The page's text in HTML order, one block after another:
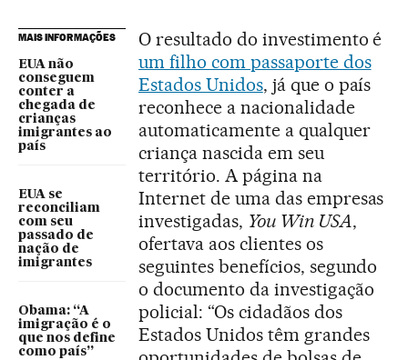
MAIS INFORMAÇÕES
EUA não
conseguem
conter a
chegada de
crianças
imigrantes ao
país
EUA se
reconciliam
com seu
passado de
nação de
imigrantes
Obama: “A
imigração é o
que nos define
como país”
O resultado do investimento é
um filho com passaporte dos
Estados Unidos, já que o país
reconhece a nacionalidade
automaticamente a qualquer
criança nascida em seu
território. A página na
Internet de uma das empresas
investigadas, You Win USA,
ofertava aos clientes os
seguintes benefícios, segundo
o documento da investigação
policial: “Os cidadãos dos
Estados Unidos têm grandes